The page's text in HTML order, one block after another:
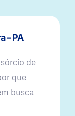
– PA
de
que
busca